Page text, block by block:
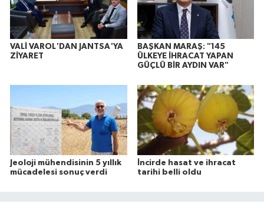
VALİ VAROL'DAN JANTSA'YA
ZİYARET
BAŞKAN MARAŞ: "145
ÜLKEYE İHRACAT YAPAN
GÜÇLÜ BİR AYDIN VAR"
Jeoloji mühendisinin 5 yıllık
mücadelesi sonuç verdi
İncirde hasat ve ihracat
tarihi belli oldu